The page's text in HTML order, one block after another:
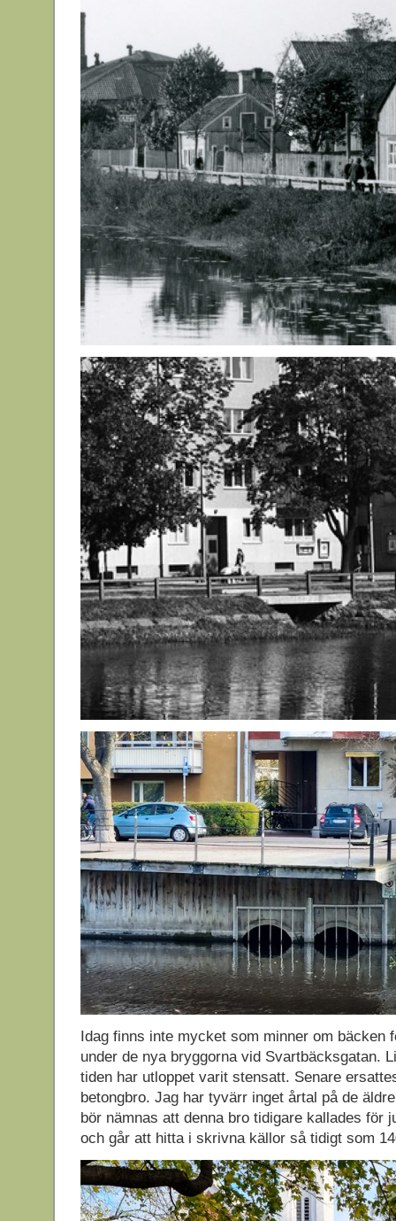
Idag finns inte mycket som minner om bäcken
under de nya bryggorna vid Svartbäcksgatan.
tiden har utloppet varit stensatt. Senare
betongbro. Jag har tyvärr inget årtal på de
bör nämnas att denna bro tidigare kallades för
och går att hitta i skrivna källor så tidigt som